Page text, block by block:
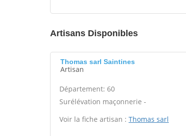
Artisans Disponibles
Thomas sarl Saintines
Artisan
Département: 60
Surélévation maçonnerie -
Voir la fiche artisan : Thomas sarl